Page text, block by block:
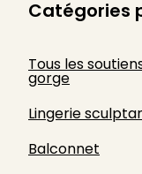
Catégories
Tous les
gorge
Lingerie
Balconnet